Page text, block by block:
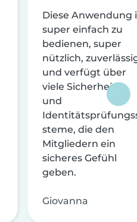
Diese Anwendung
super einfach zu
bedienen, super
nützlich,
und verfügt über
viele Sicherheits-
und
steme, die den
Mitgliedern ein
sicheres Gefühl
geben.
Giovanna